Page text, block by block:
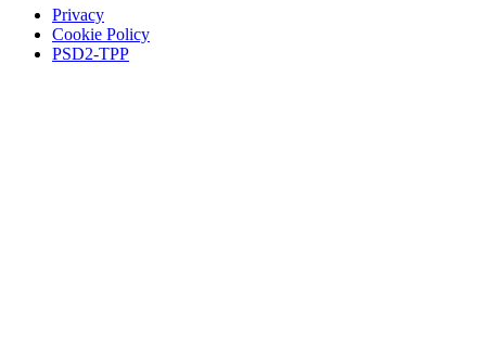
Privacy
Cookie Policy
PSD2-TPP